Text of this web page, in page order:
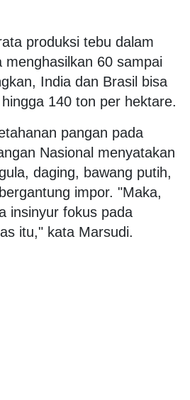
produksi tebu dalam
60 sampai
India dan Brasil bisa
140 ton per hektare.
pangan pada
Nasional menyatakan
daging, bawang putih,
impor. "Maka,
insinyur fokus pada
itu," kata Marsudi.